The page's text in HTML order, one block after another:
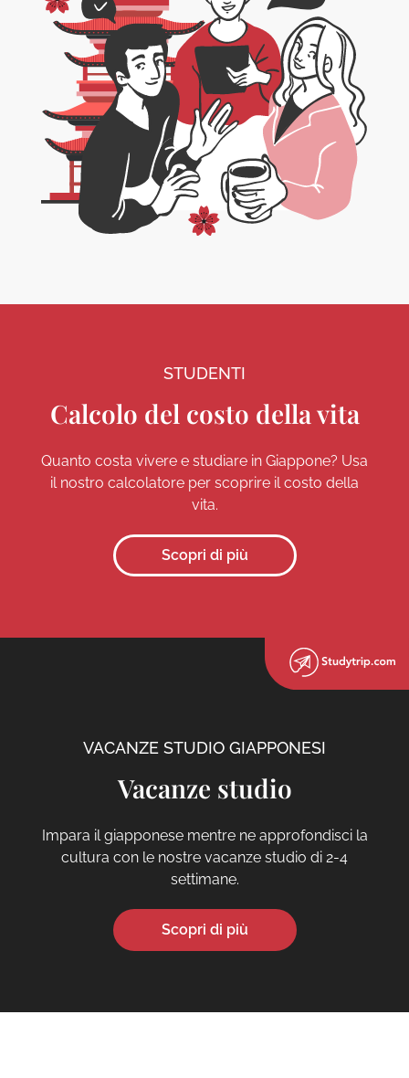
STUDENTI
Calcolo del costo della vita
Quanto costa vivere e studiare in Giappone? Usa
il nostro calcolatore per scoprire il costo della
vita.
Scopri di più
VACANZE STUDIO GIAPPONESI
Vacanze studio
Impara il giapponese mentre ne approfondisci la
cultura con le nostre vacanze studio di 2-4
settimane.
Scopri di più